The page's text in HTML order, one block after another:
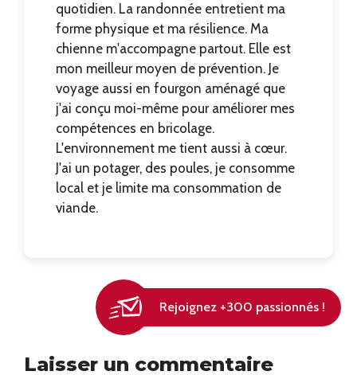
quotidien. La randonnée entretient ma
forme physique et ma résilience. Ma
chienne m'accompagne partout. Elle est
mon meilleur moyen de prévention. Je
voyage aussi en fourgon aménagé que
j'ai conçu moi-même pour améliorer mes
compétences en bricolage.
L'environnement me tient aussi à cœur.
J'ai un potager, des poules, je consomme
local et je limite ma consommation de
viande.
Rejoignez +300 passionnés !
Laisser un commentaire